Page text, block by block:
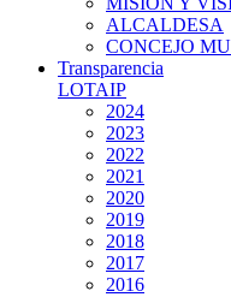
ALCALDESA
CONCEJO
Transparencia
LOTAIP
2024
2023
2022
2021
2020
2019
2018
2017
2016